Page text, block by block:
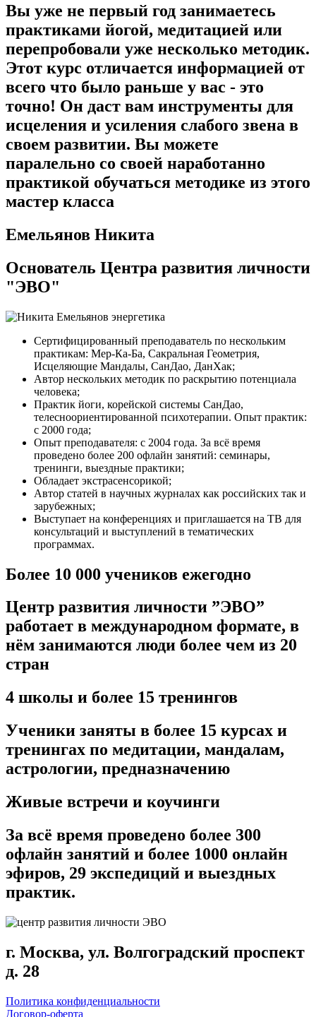
Вы уже не первый год занимаетесь
практиками йогой, медитацией или
перепробовали уже несколько методик.
Этот курс отличается информацией от
всего что было раньше у вас - это
точно! Он даст вам инструменты для
исцеления и усиления слабого звена в
своем развитии. Вы можете
паралельно со своей наработанно
практикой обучаться методике из этого
мастер класса
Емельянов Никита
Основатель Центра развития личности
"ЭВО"
Сертифицированный преподаватель по нескольким
практикам: Мер-Ка-Ба, Сакральная Геометрия,
Исцеляющие Мандалы, СанДао, ДанХак;
Автор нескольких методик по раскрытию потенциала
человека;
Практик йоги, корейской системы СанДао,
телесноориентированной психотерапии. Опыт практик:
с 2000 года;
Опыт преподавателя: с 2004 года. За всё время
проведено более 200 офлайн занятий: семинары,
тренинги, выездные практики;
Обладает экстрасенсорикой;
Автор статей в научных журналах как российских так и
зарубежных;
Выступает на конференциях и приглашается на ТВ для
консультаций и выступлений в тематических
программах.
Более 10 000 учеников ежегодно
Центр развития личности ”ЭВО”
работает в международном формате, в
нём занимаются люди более чем из 20
стран
4 школы и более 15 тренингов
Ученики заняты в более 15 курсах и
тренингах по медитации, мандалам,
астрологии, предназначению
Живые встречи и коучинги
За всё время проведено более 300
офлайн занятий и более 1000 онлайн
эфиров, 29 экспедиций и выездных
практик.
г. Москва, ул. Волгоградский проспект
д. 28
Политика конфиденциальности
Договор-оферта